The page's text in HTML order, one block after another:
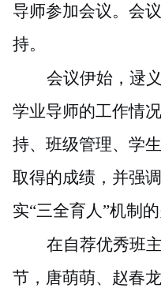
导师参加会议。会
持。
会议伊始，逯
学业导师的工作情
持、班级管理、学
取得的成绩，并强
实“三全育人”机制的
在自荐优秀班
节，唐萌萌、赵春